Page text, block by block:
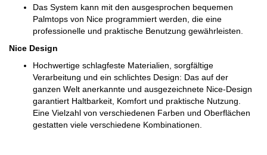
Das System kann mit den ausgesprochen bequemen
Palmtops von Nice programmiert werden, die eine
professionelle und praktische Benutzung gewährleisten.
Nice Design
Hochwertige schlagfeste Materialien, sorgfältige
Verarbeitung und ein schlichtes Design: Das auf der
ganzen Welt anerkannte und ausgezeichnete Nice-Design
garantiert Haltbarkeit, Komfort und praktische Nutzung.
Eine Vielzahl von verschiedenen Farben und Oberflächen
gestatten viele verschiedene Kombinationen.